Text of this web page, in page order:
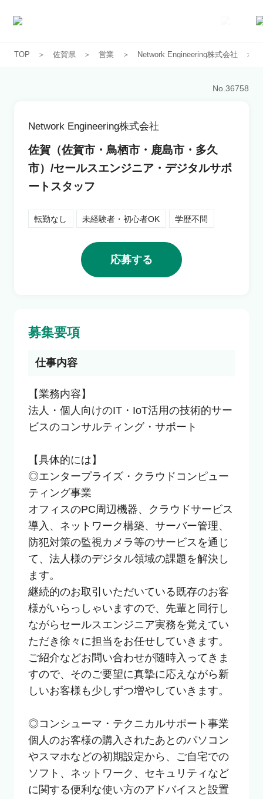
求人一覧
お気に入り求人
コラム
コンサルタント紹介
転職のご相談・登録
TOP 佐賀県 営業 Network Engineering株式会社
No.36758
Network Engineering株式会社
佐賀（佐賀市・鳥栖市・鹿島市・多久
市）/セールスエンジニア・デジタルサポ
ートスタッフ
転勤なし 未経験者・初心者OK 学歴不問
応募する
募集要項
仕事内容
【業務内容】
法人・個人向けのIT・IoT活用の技術的サー
ビスのコンサルティング・サポート
【具体的には】
◎エンタープライズ・クラウドコンピュー
ティング事業
オフィスのPC周辺機器、クラウドサービス
導入、ネットワーク構築、サーバー管理、
防犯対策の監視カメラ等のサービスを通じ
て、法人様のデジタル領域の課題を解決し
ます。
継続的のお取引いただいている既存のお客
様がいらっしゃいますので、先輩と同行し
ながらセールスエンジニア実務を覚えてい
ただき徐々に担当をお任せしていきます。
ご紹介などお問い合わせが随時入ってきま
すので、そのご要望に真摯に応えながら新
しいお客様も少しずつ増やしていきます。
◎コンシューマ・テクニカルサポート事業
個人のお客様の購入されたあとのパソコン
やスマホなどの初期設定から、ご自宅での
ソフト、ネットワーク、セキュリティなど
に関する便利な使い方のアドバイスと設置